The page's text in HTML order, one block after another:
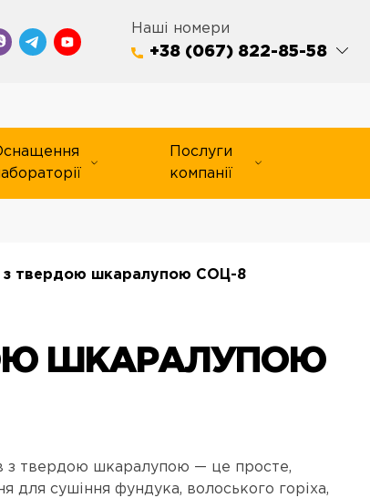
Наші номери
+38 (067) 822-85-58
Послуги
компанії
з твердою шкаралупою СОЦ-8
ШКАРАЛУПОЮ
з твердою шкаралупою — це просте,
для сушіння фундука, волоського горіха,